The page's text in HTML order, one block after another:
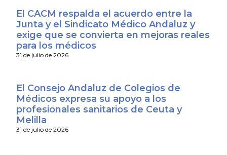
El CACM respalda el acuerdo entre la
Junta y el Sindicato Médico Andaluz y
exige que se convierta en mejoras reales
para los médicos
31 de julio de 2026
El Consejo Andaluz de Colegios de
Médicos expresa su apoyo a los
profesionales sanitarios de Ceuta y
Melilla
31 de julio de 2026